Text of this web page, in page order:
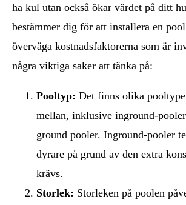
ha kul utan också ökar värdet på ditt
bestämmer dig för att installera en
överväga kostnadsfaktorerna som är
några viktiga saker att tänka på:
Pooltyp: Det finns olika
mellan, inklusive inground-
ground pooler. Inground-pooler
dyrare på grund av den extra
krävs.
Storlek: Storleken på poolen